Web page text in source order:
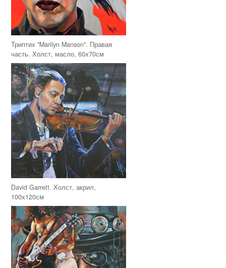
Триптих "Marilyn Manson". Правая
часть. Холст, масло, 60х70см
David Garrett. Холст, акрил,
100х120см